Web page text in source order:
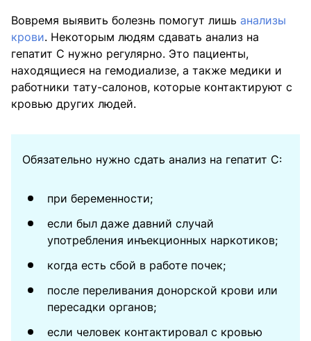
Вовремя выявить болезнь помогут лишь анализы
крови. Некоторым людям сдавать анализ на
гепатит С нужно регулярно. Это пациенты,
находящиеся на гемодиализе, а также медики и
работники тату-салонов, которые контактируют с
кровью других людей.
Обязательно нужно сдать анализ на гепатит С:
при беременности;
если был даже давний случай
употребления инъекционных наркотиков;
когда есть сбой в работе почек;
после переливания донорской крови или
пересадки органов;
если человек контактировал с кровью